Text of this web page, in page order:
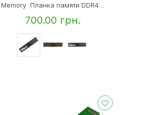
Memory Планка памяти DDR4...
700.00 грн.